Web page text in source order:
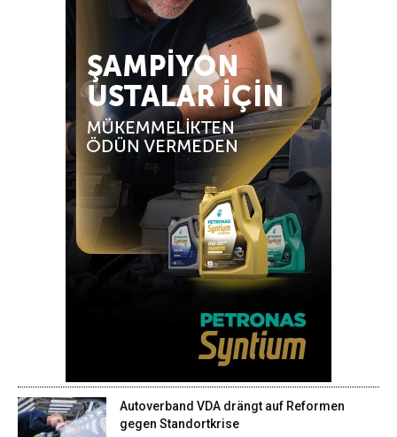
Autoverband VDA drängt auf Reformen
gegen Standortkrise